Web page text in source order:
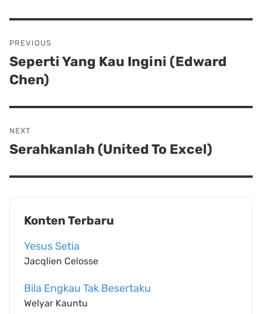
navigation
PREVIOUS
Previous
post:
Seperti Yang Kau Ingini (Edward
Chen)
NEXT
Next
Serahkanlah (United To Excel)
Konten Terbaru
Yesus Setia
Jacqlien Celosse
Bila Engkau Tak Besertaku
Welyar Kauntu